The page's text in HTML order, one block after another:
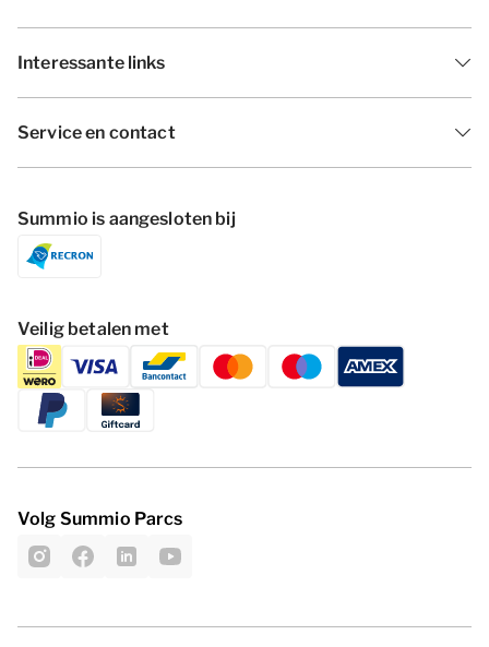
Interessante links
Service en contact
Summio is aangesloten bij
Veilig betalen met
Volg Summio Parcs